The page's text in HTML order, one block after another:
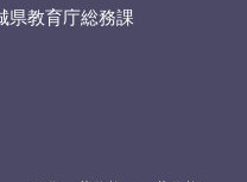
県教育庁総務課